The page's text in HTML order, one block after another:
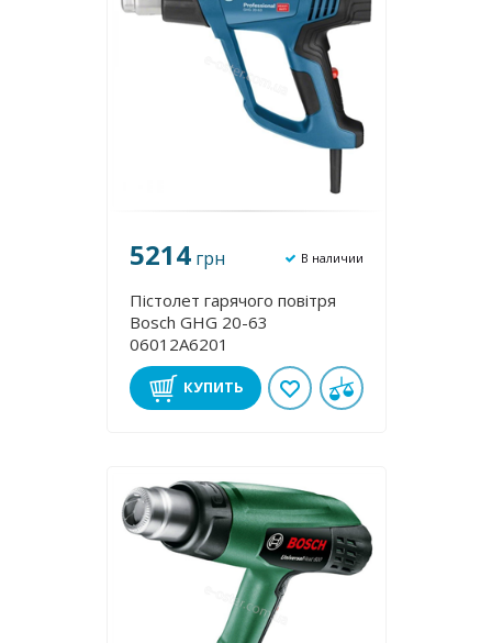
5214 грн В наличии
Пістолет гарячого повітря
Bosch GHG 20-63
06012A6201
КУПИТЬ